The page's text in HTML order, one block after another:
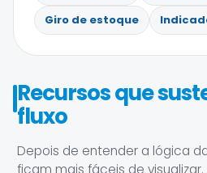
Giro de estoque
Recursos que
fluxo
Depois de entender a lógica
ficam mais fáceis de visualizar.